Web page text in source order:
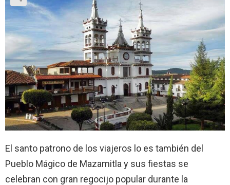
El santo patrono de los viajeros lo es también del
Pueblo Mágico de Mazamitla y sus fiestas se
celebran con gran regocijo popular durante la